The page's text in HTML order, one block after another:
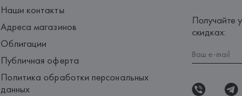
Наши контакты
Адреса магазинов
Облигации
Публичная оферта
Политика обработки персональных
данных
Получайте
скидках: